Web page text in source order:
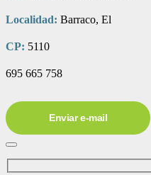
Localidad: Barraco, El
CP: 5110
695 665 758
Enviar e-mail